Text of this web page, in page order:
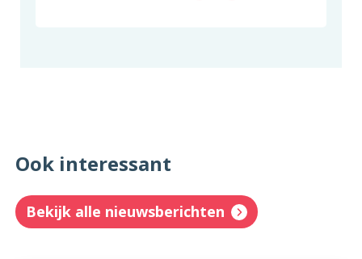
Ook interessant
Bekijk alle nieuwsberichten